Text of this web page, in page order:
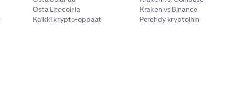
Osta Litecoinia
Kaikki krypto-oppaat
Kraken vs Binance
Perehdy kryptoihin